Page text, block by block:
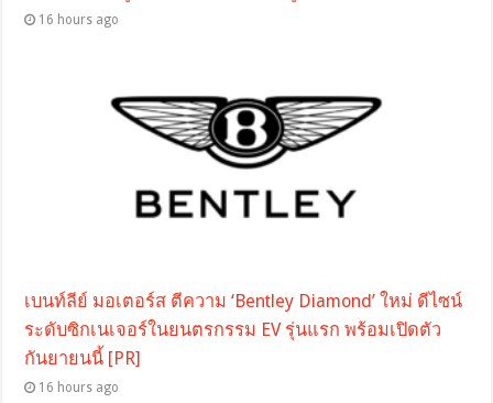
16 hours ago
เบนท์ลีย์ มอเตอร์ส ตีความ ‘Bentley Diamond’ ใหม่ ดีไซน์
ระดับซิกเนเจอร์ในยนตรกรรม EV รุ่นแรก พร้อมเปิดตัว
กันยายนนี้ [PR]
16 hours ago